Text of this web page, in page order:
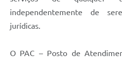
independentemente de
jurídicas.
O PAC – Posto de